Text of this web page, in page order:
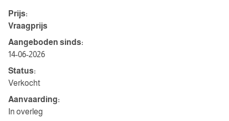
Prijs:
Vraagprijs
Aangeboden sinds:
14-06-2026
Status:
Verkocht
Aanvaarding:
In overleg